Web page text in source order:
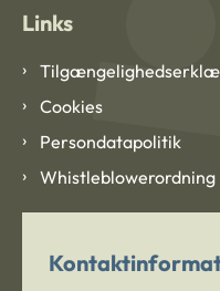
Links
Cookies
Persondatapolitik
Whistleblowerordning